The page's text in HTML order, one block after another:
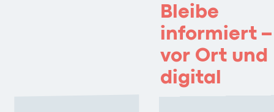
Bleibe
informiert –
vor Ort und
digital